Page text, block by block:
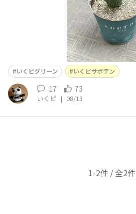
いくピグリーン いくピサボテン
17 73
いくピ | 08/13
1-2件 / 全2件